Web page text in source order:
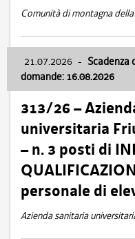
Comunità di montagna della
21.07.2026 - Scadenza
domande: 16.08.2026
313/26 –
universitaria
– n. 3 posti di
personale di
Azienda sanitaria